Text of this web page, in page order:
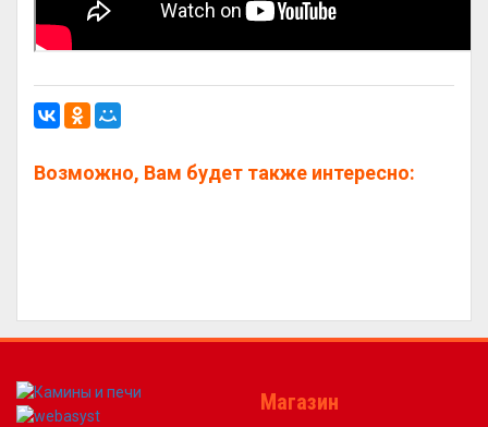
Возможно, Вам будет также интересно:
Магазин